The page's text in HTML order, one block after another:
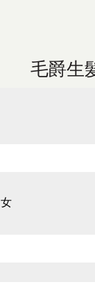
毛爵生
女